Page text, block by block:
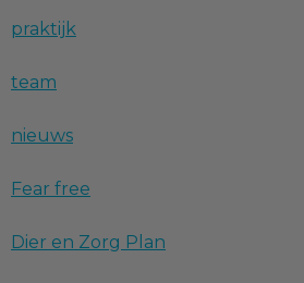
praktijk
team
nieuws
Fear free
Dier en Zorg Plan